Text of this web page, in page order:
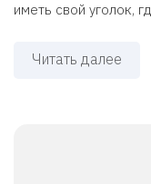
иметь свой уголок,
Читать далее